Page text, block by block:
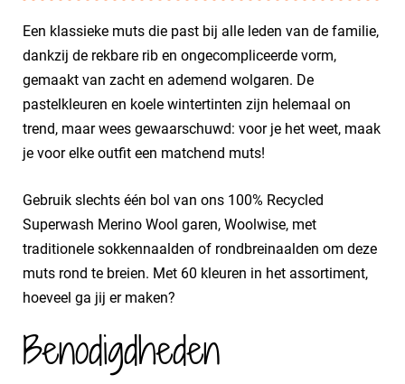
Een klassieke muts die past bij alle leden van de familie,
dankzij de rekbare rib en ongecompliceerde vorm,
gemaakt van zacht en ademend wolgaren. De
pastelkleuren en koele wintertinten zijn helemaal on
trend, maar wees gewaarschuwd: voor je het weet, maak
je voor elke outfit een matchend muts!
Gebruik slechts één bol van ons 100% Recycled
Superwash Merino Wool garen, Woolwise, met
traditionele sokkennaalden of rondbreinaalden om deze
muts rond te breien. Met 60 kleuren in het assortiment,
hoeveel ga jij er maken?
Benodigdheden